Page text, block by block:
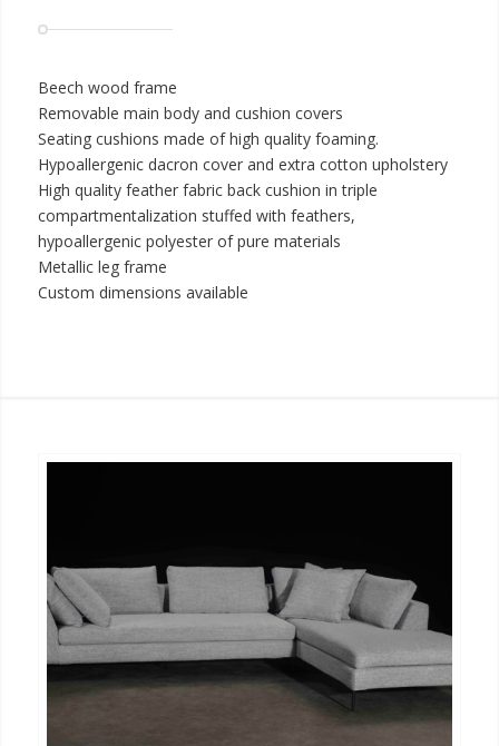
Beech wood frame
Removable main body and cushion covers
Seating cushions made of high quality foaming.
Hypoallergenic dacron cover and extra cotton upholstery
High quality feather fabric back cushion in triple
compartmentalization stuffed with feathers,
hypoallergenic polyester of pure materials
Metallic leg frame
Custom dimensions available